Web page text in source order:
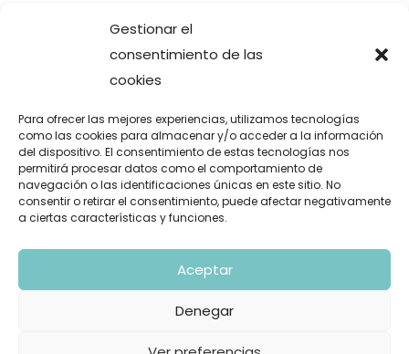
Gestionar el
consentimiento de las
cookies
Para ofrecer las mejores experiencias, utilizamos tecnologías
como las cookies para almacenar y/o acceder a la información
del dispositivo. El consentimiento de estas tecnologías nos
permitirá procesar datos como el comportamiento de
navegación o las identificaciones únicas en este sitio. No
consentir o retirar el consentimiento, puede afectar negativamente
a ciertas características y funciones.
Aceptar
Denegar
Ferran Torres, del suelo al cielo.
Comentarios recientes
Gustavo FuentesenLa oda del león y la gacela aplicada a
los negocios y a la empresa
Santiago José López BorrazásenElon Musk jamás triunfaría
en España
¿Es Inditex un ‘cisne negro’? | BlogenINDITEX: La situación
geográfica no es importante.
Mi libro